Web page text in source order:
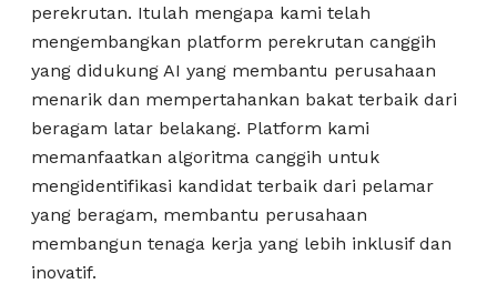
perekrutan. Itulah mengapa kami telah
mengembangkan platform perekrutan canggih
yang didukung AI yang membantu perusahaan
menarik dan mempertahankan bakat terbaik dari
beragam latar belakang. Platform kami
memanfaatkan algoritma canggih untuk
mengidentifikasi kandidat terbaik dari pelamar
yang beragam, membantu perusahaan
membangun tenaga kerja yang lebih inklusif dan
inovatif.